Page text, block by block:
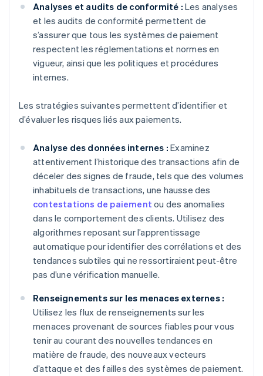
Analyses et audits de conformité : Les analyses
et les audits de conformité permettent de
s’assurer que tous les systèmes de paiement
respectent les réglementations et normes en
vigueur, ainsi que les politiques et procédures
internes.
Les stratégies suivantes permettent d’identifier et
d’évaluer les risques liés aux paiements.
Analyse des données internes : Examinez
attentivement l’historique des transactions afin de
déceler des signes de fraude, tels que des volumes
inhabituels de transactions, une hausse des
contestations de paiement ou des anomalies
dans le comportement des clients. Utilisez des
algorithmes reposant sur l’apprentissage
automatique pour identifier des corrélations et des
tendances subtiles qui ne ressortiraient peut-être
pas d’une vérification manuelle.
Renseignements sur les menaces externes :
Utilisez les flux de renseignements sur les
menaces provenant de sources fiables pour vous
tenir au courant des nouvelles tendances en
matière de fraude, des nouveaux vecteurs
d’attaque et des failles des systèmes de paiement.